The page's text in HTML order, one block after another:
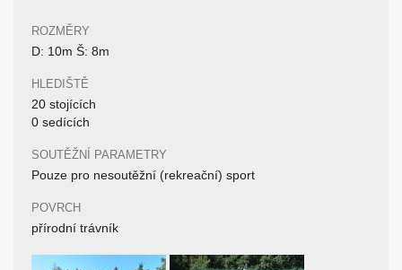
ROZMĚRY
D: 10m Š: 8m
HLEDIŠTĚ
20 stojících
0 sedících
SOUTĚŽNÍ PARAMETRY
Pouze pro nesoutěžní (rekreační) sport
POVRCH
přírodní trávník